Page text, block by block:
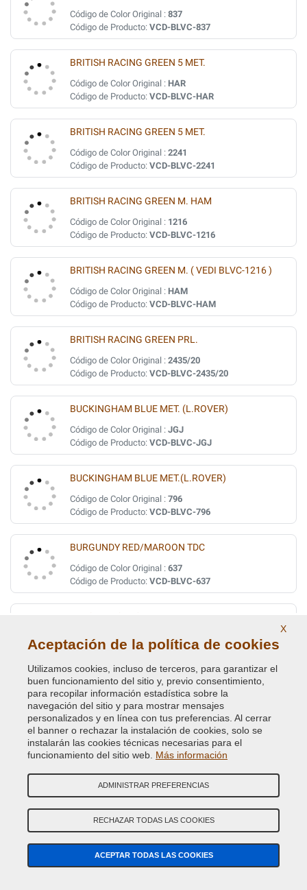
Código de Color Original : 837
Código de Producto: VCD-BLVC-837
BRITISH RACING GREEN 5 MET.
Código de Color Original : HAR
Código de Producto: VCD-BLVC-HAR
BRITISH RACING GREEN 5 MET.
Código de Color Original : 2241
Código de Producto: VCD-BLVC-2241
BRITISH RACING GREEN M. HAM
Código de Color Original : 1216
Código de Producto: VCD-BLVC-1216
BRITISH RACING GREEN M. ( VEDI BLVC-1216 )
Código de Color Original : HAM
Código de Producto: VCD-BLVC-HAM
BRITISH RACING GREEN PRL.
Código de Color Original : 2435/20
Código de Producto: VCD-BLVC-2435/20
BUCKINGHAM BLUE MET. (L.ROVER)
Código de Color Original : JGJ
Código de Producto: VCD-BLVC-JGJ
BUCKINGHAM BLUE MET.(L.ROVER)
Código de Color Original : 796
Código de Producto: VCD-BLVC-796
BURGUNDY RED/MAROON TDC
Código de Color Original : 637
Código de Producto: VCD-BLVC-637
Código de Color Original :2236
Código de Producto:VCD-BLVC-2236
CAIRNGORM BROWN MET. L.ROVER(VEDI BLVC-
408)
Código de Color Original :AUF
Código de Producto:VCD-BLVC-AUF
Código de Color Original : 408
Código de Color Original :JEU
X
Aceptación de la política de cookies
Utilizamos cookies, incluso de terceros, para garantizar el
buen funcionamiento del sitio y, previo consentimiento,
para recopilar información estadística sobre la
navegación del sitio y para mostrar mensajes
personalizados y en línea con tus preferencias. Al cerrar
el banner o rechazar la instalación de cookies, solo se
instalarán las cookies técnicas necesarias para el
funcionamiento del sitio web. Más información
ADMINISTRAR PREFERENCIAS
RECHAZAR TODAS LAS COOKIES
ACEPTAR TODAS LAS COOKIES